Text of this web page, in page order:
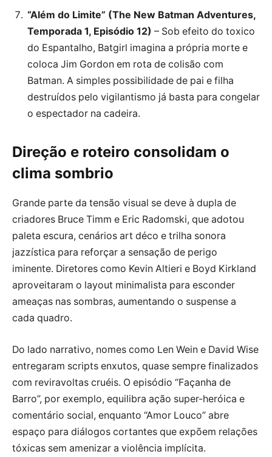
“Além do Limite” (The New Batman Adventures,
Temporada 1, Episódio 12) – Sob efeito do toxico
do Espantalho, Batgirl imagina a própria morte e
coloca Jim Gordon em rota de colisão com
Batman. A simples possibilidade de pai e filha
destruídos pelo vigilantismo já basta para congelar
o espectador na cadeira.
Direção e roteiro consolidam o
clima sombrio
Grande parte da tensão visual se deve à dupla de
criadores Bruce Timm e Eric Radomski, que adotou
paleta escura, cenários art déco e trilha sonora
jazzística para reforçar a sensação de perigo
iminente. Diretores como Kevin Altieri e Boyd Kirkland
aproveitaram o layout minimalista para esconder
ameaças nas sombras, aumentando o suspense a
cada quadro.
Do lado narrativo, nomes como Len Wein e David Wise
entregaram scripts enxutos, quase sempre finalizados
com reviravoltas cruéis. O episódio “Façanha de
Barro”, por exemplo, equilibra ação super-heróica e
comentário social, enquanto “Amor Louco” abre
espaço para diálogos cortantes que expõem relações
tóxicas sem amenizar a violência implícita.